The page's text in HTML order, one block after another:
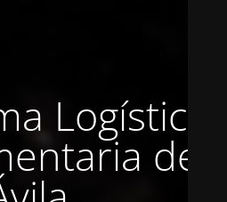
Logística
de